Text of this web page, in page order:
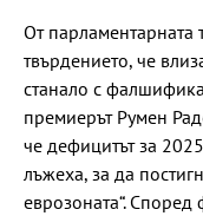
От парламентарната
твърдението, че
станало с
премиерът Румен
че дефицитът за
лъжеха, за да
еврозоната“.